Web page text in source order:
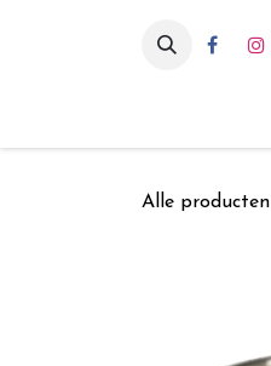
Alle producten